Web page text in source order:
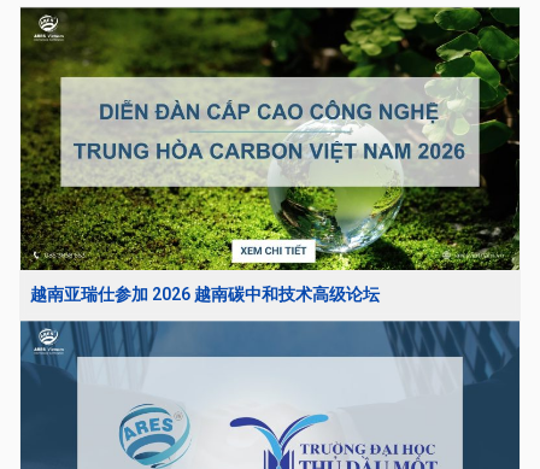
越南亚瑞仕参加 2026 越南碳中和技术高级论坛